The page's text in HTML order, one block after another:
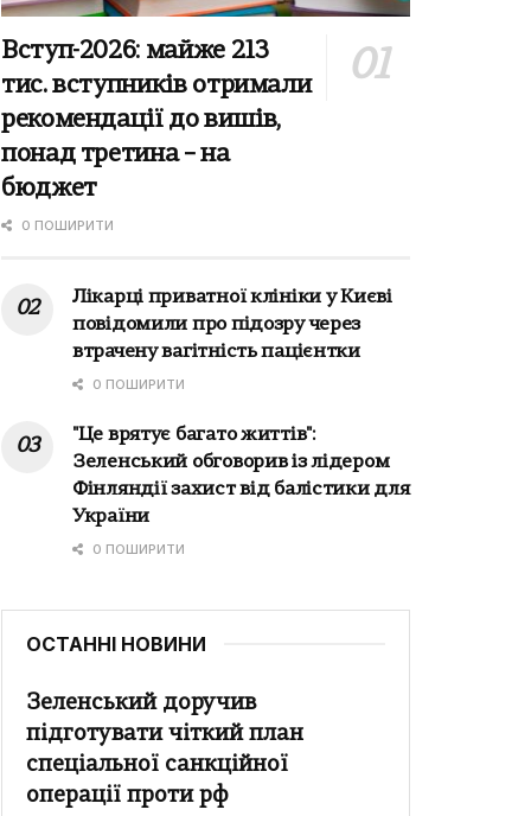
Вступ-2026: майже 213
тис. вступників отримали
рекомендації до вишів,
понад третина – на
бюджет
0 ПОШИРИТИ
Лікарці приватної клініки у Києві
повідомили про підозру через
втрачену вагітність пацієнтки
0 ПОШИРИТИ
"Це врятує багато життів":
Зеленський обговорив із лідером
Фінляндії захист від балістики для
України
0 ПОШИРИТИ
ОСТАННІ НОВИНИ
Зеленський доручив
підготувати чіткий план
спеціальної санкційної
операції проти рф